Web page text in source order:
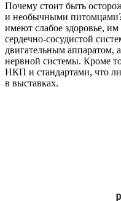
Почему стоит быть
и необычными
имеют слабое здоровье,
сердечно-сосудистой
двигательным аппаратом,
нервной системы. Кроме
НКП и стандартами, что
в выставках.